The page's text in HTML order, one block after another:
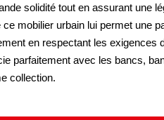
solidité tout en assurant une
mobilier urbain lui permet une
en respectant les exigences
parfaitement avec les bancs,
collection.